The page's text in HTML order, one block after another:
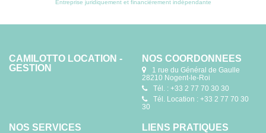
Entreprise juridiquement et financièrement indépendante
CAMILOTTO LOCATION -
GESTION
NOS COORDONNÉES
1 rue du Général de Gaulle
28210 Nogent-le-Roi
Tél. : +33 2 77 70 30 30
Tél. Location : +33 2 77 70 30
30
NOS SERVICES LIENS PRATIQUES